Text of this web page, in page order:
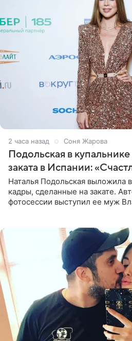
2 часа назад Соня Жарова
Подольская в
заката в Испании:
Наталья Подольская выложила
кадры, сделанные на закате.
фотосессии выступил ее муж